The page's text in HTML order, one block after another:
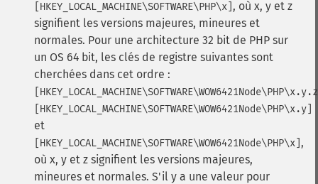
[HKEY_LOCAL_MACHINE\SOFTWARE\PHP\x] , où x, y et z
signifient les versions majeures, mineures et
normales. Pour une architecture 32 bit de PHP sur
un OS 64 bit, les clés de registre suivantes sont
cherchées dans cet ordre :
[HKEY_LOCAL_MACHINE\SOFTWARE\WOW6421Node\PHP\x.y]
et
[HKEY_LOCAL_MACHINE\SOFTWARE\WOW6421Node\PHP\x] ,
où x, y et z signifient les versions majeures,
mineures et normales. S'il y a une valeur pour